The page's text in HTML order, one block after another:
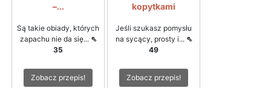
–...
Są takie obiady, których
zapachu nie da się... ⇖
35
Zobacz przepis!
kopytkami
Jeśli szukasz pomysłu
na sycący, prosty i... ⇖
49
Zobacz przepis!